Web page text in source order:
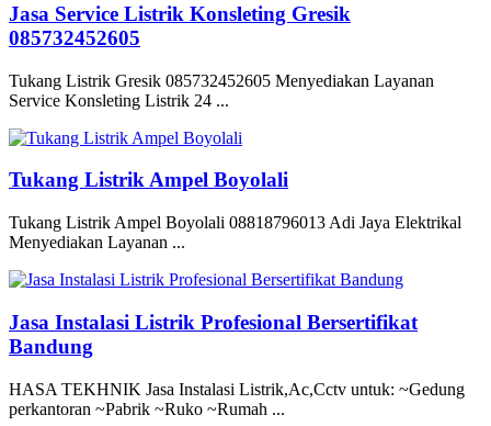
Jasa Service Listrik Konsleting Gresik
085732452605
Tukang Listrik Gresik 085732452605 Menyediakan Layanan
Service Konsleting Listrik 24 ...
Tukang Listrik Ampel Boyolali
Tukang Listrik Ampel Boyolali 08818796013 Adi Jaya Elektrikal
Menyediakan Layanan ...
Jasa Instalasi Listrik Profesional Bersertifikat
Bandung
HASA TEKHNIK Jasa Instalasi Listrik,Ac,Cctv untuk: ~Gedung
perkantoran ~Pabrik ~Ruko ~Rumah ...